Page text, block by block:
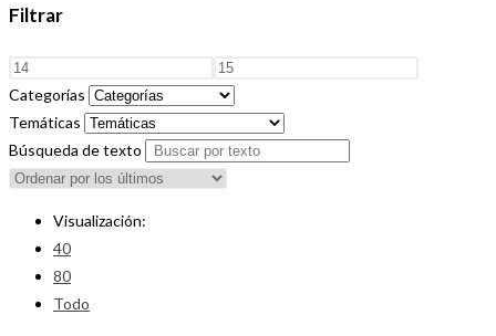
Filtrar
Categorías
Temáticas
Búsqueda de texto
Visualización:
40
80
Todo